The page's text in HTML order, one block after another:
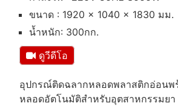
ขนาด : 1920 × 1040 × 1830 มม.
น้ำหนัก: 300กก.
ดูวีดีโอ
อุปกรณ์ติดฉลากหลอดพลาสติกอ่อนพ
หลอดอัตโนมัติสำหรับอุตสาหกรรมยา